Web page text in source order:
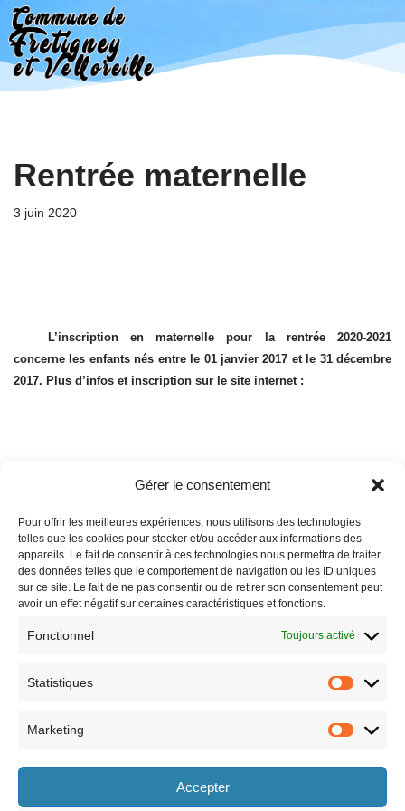
Gérer le consentement
Pour offrir les meilleures expériences, nous utilisons des technologies
telles que les cookies pour stocker et/ou accéder aux informations des
appareils. Le fait de consentir à ces technologies nous permettra de traiter
des données telles que le comportement de navigation ou les ID uniques
sur ce site. Le fait de ne pas consentir ou de retirer son consentement peut
avoir un effet négatif sur certaines caractéristiques et fonctions.
Fonctionnel Toujours activé
Statistiques
Marketing
Accepter
Aller
au
contenu
Rentrée maternelle
3 juin 2020
L’inscription en maternelle pour la rentrée 2020-2021
concerne les enfants nés entre le 01 janvier 2017 et le 31 décembre
2017. Plus d’infos et inscription sur le site internet :
http://prim-fretigney.ac-besancon.fr/2020/04/17/inscription-
Horaires
le lundi 8h30-12h et 13h30-17h30,
le vendredi 8h30-12h et 13h30-17h,